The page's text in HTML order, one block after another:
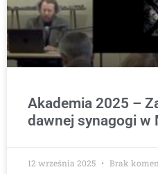
Akademia 2025 –
dawnej synagogi w
12 września 2025 Brak